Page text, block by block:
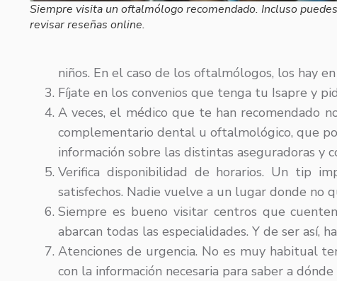
Siempre visita un oftalmólogo recomendado. Incluso puedes
revisar reseñas online.
niños. En el caso de los oftalmólogos, los hay
Fíjate en los convenios que tenga tu Isapre y
A veces, el médico que te han recomendado
complementario dental u oftalmológico, que
información sobre las distintas aseguradoras y
Verifica disponibilidad de horarios. Un tip
satisfechos. Nadie vuelve a un lugar donde no
Siempre es bueno visitar centros que
abarcan todas las especialidades. Y de ser
Atenciones de urgencia. No es muy habitual
con la información necesaria para saber a